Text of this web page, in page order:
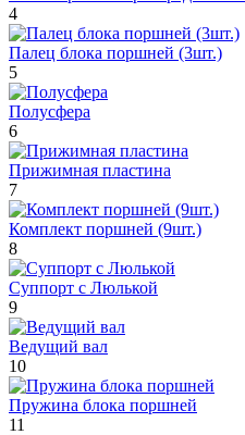
4
Палец блока поршней (3шт.)
5
Полусфера
6
Прижимная пластина
7
Комплект поршней (9шт.)
8
Суппорт с Люлькой
9
Ведущий вал
10
Пружина блока поршней
11